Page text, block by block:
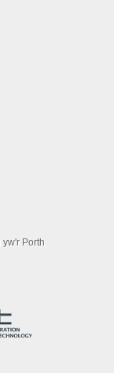
yw'r Porth